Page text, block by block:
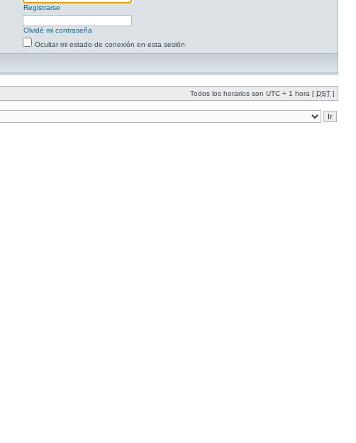
Registrarse
Olvidé mi contraseña
Ocultar mi estado de conexión en esta sesión
Todos los horarios son UTC + 1 hora [ DST ]